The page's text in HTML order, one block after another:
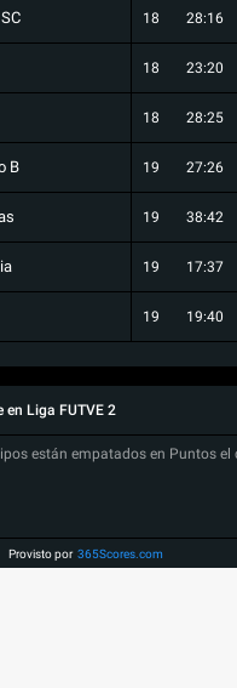
18 28:16
18 23:20
18 28:25
B 19 27:26
19 38:42
19 17:37
19 19:40
en Liga FUTVE 2
están empatados en Puntos el
Provisto por 365Scores.com